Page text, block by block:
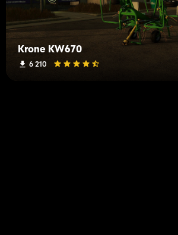
Krone KW670
6 210